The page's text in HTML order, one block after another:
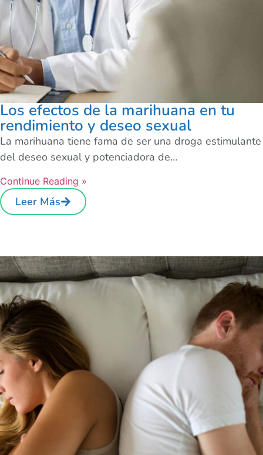
Los efectos de la marihuana en tu
rendimiento y deseo sexual
La marihuana tiene fama de ser una droga estimulante
del deseo sexual y potenciadora de…
Continue Reading »
Leer Más